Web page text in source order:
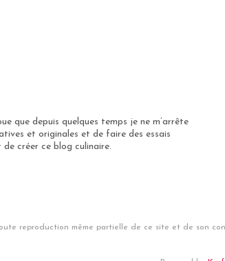
que depuis quelques temps je ne m’arrête
et originales et de faire des essais
de créer ce blog culinaire.
reproduction même partielle de ce site et de son